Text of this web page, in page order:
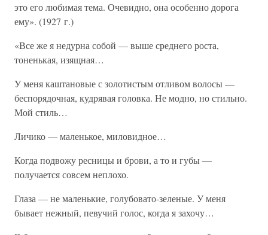
это его любимая тема. Очевидно, она особенно дорога
ему». (1927 г.)
«Все же я недурна собой — выше среднего роста,
тоненькая, изящная…
У меня каштановые с золотистым отливом волосы —
беспорядочная, кудрявая головка. Не модно, но стильно.
Мой стиль…
Личико — маленькое, миловидное…
Когда подвожу ресницы и брови, а то и губы —
получается совсем неплохо.
Глаза — не маленькие, голубовато-зеленые. У меня
бывает нежный, певучий голос, когда я захочу…